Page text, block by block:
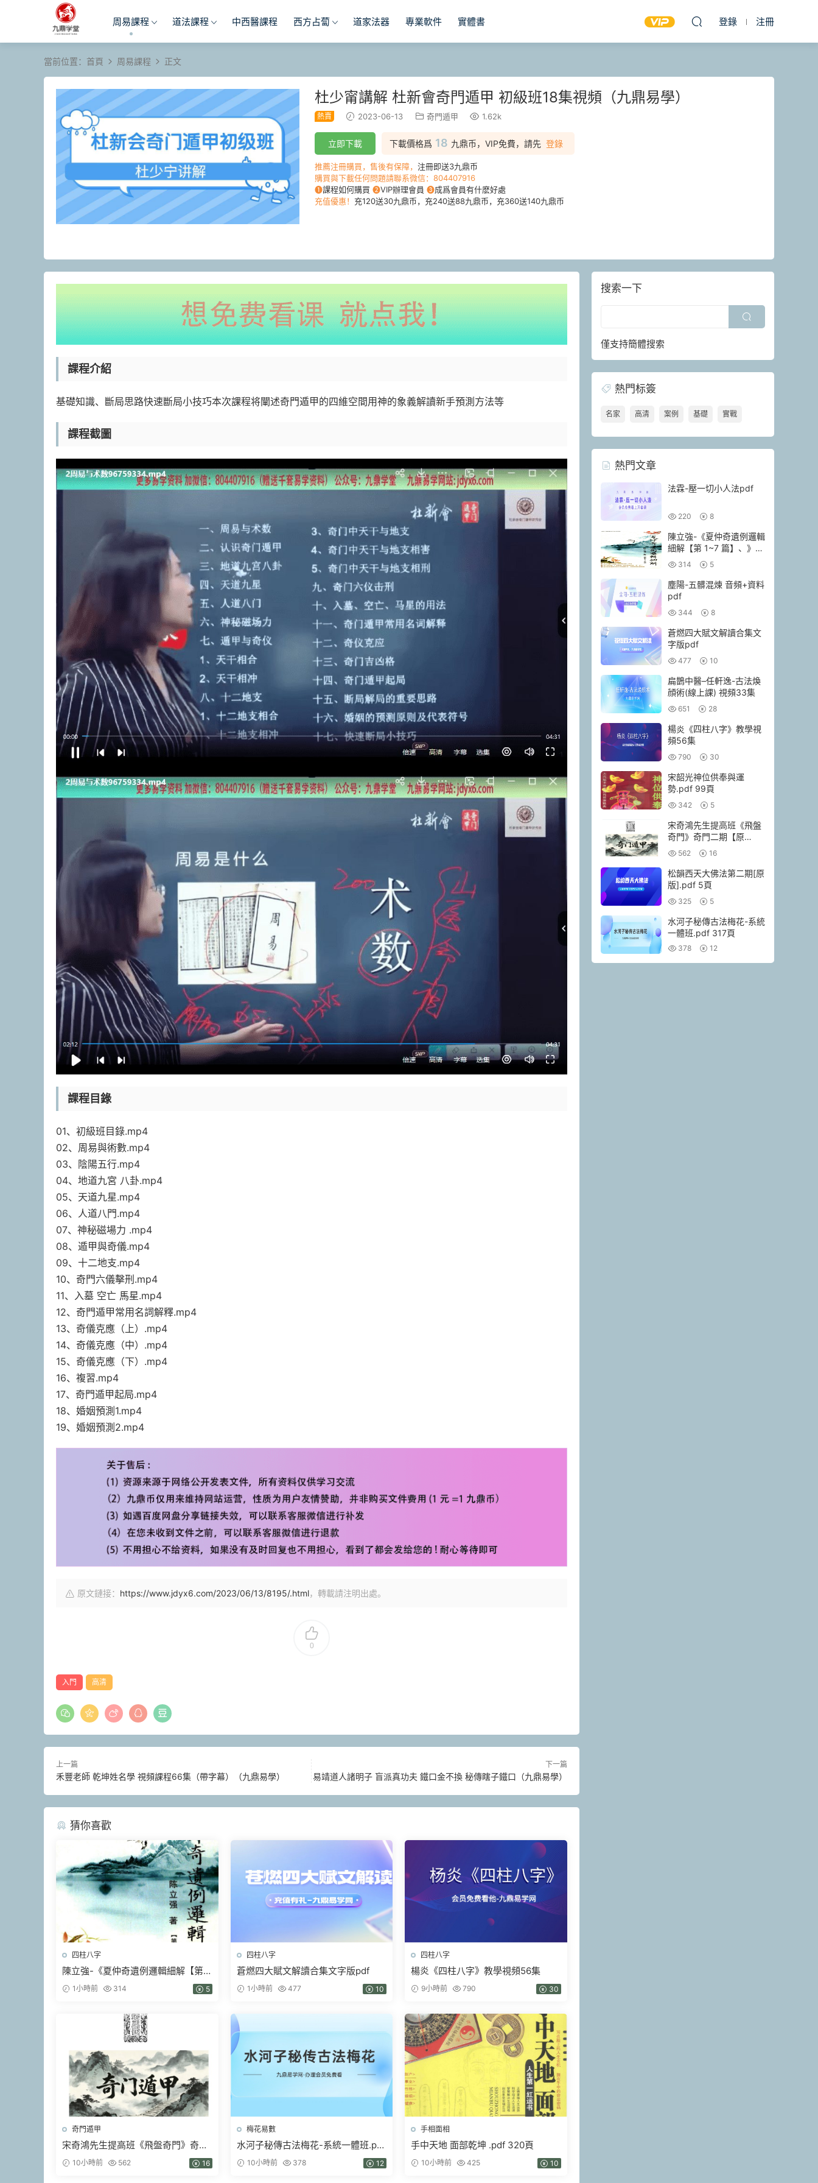
周易課程 道法課程 中西醫課程 西方占蔔 道家法器 專業軟件 實體書 登錄 注冊
當前位置： 首頁 周易課程 正文
杜少甯講解 杜新會奇門遁甲 初級班18集視頻（九鼎易學）
熱賣 2023-06-13 奇門遁甲 1.62k
下載價格爲 18 九鼎币，VIP免費，請先 登錄
立即下載
推薦注冊購買，售後有保障， 注冊即送3九鼎币
購買與下載任何問題請聯系微信：804407916
❶課程如何購買 ❷VIP辦理會員 ❸成爲會員有什麽好處
充值優惠！ 充120送30九鼎币，充240送88九鼎币，充360送140九鼎币
課程介紹
基礎知識、斷局思路快速斷局小技巧本次課程将闡述奇門遁甲的四維空間用神的象義解讀新手預測方法等
課程截圖
課程目錄
01、初級班目錄.mp4
02、周易與術數.mp4
03、陰陽五行.mp4
04、地道九宮 八卦.mp4
05、天道九星.mp4
06、人道八門.mp4
07、神秘磁場力 .mp4
08、遁甲與奇儀.mp4
09、十二地支.mp4
10、奇門六儀擊刑.mp4
11、入墓 空亡 馬星.mp4
12、奇門遁甲常用名詞解釋.mp4
13、奇儀克應（上）.mp4
14、奇儀克應（中）.mp4
15、奇儀克應（下）.mp4
16、複習.mp4
17、奇門遁甲起局.mp4
18、婚姻預測1.mp4
19、婚姻預測2.mp4
原文鏈接： https://www.jdyx6.com/2023/06/13/8195/.html，轉載請注明出處。
0
入門 高清
上一篇
禾豐老師 乾坤姓名學 視頻課程66集（帶字幕）（九鼎易學）
下一篇
易靖道人諸明子 盲派真功夫 鐵口金不換 秘傳瞎子鐵口（九鼎易學）
猜你喜歡
四柱八字
陳立強-《夏仲奇遺例邏輯細解【第
1~7 篇】、》174頁–彩色PDF電子書
1小時前 314 5
四柱八字
蒼燃四大賦文解讀合集文字版pdf
1小時前 477 10
四柱八字
楊炎《四柱八字》教學視頻56集
9小時前 790 30
奇門遁甲
宋奇鴻先生提高班《飛盤奇門》奇門
二期【原版】.pdf 90頁
10小時前 562 16
梅花易數
水河子秘傳古法梅花-系統一體班.pdf
317頁
10小時前 378 12
手相面相
手中天地 面部乾坤 .pdf 320頁
10小時前 425 10
搜索一下
僅支持簡體搜索
熱門标簽
名家 高清 案例 基礎 實戰
熱門文章
法霖-壓一切小人法pdf
220 8
陳立強-《夏仲奇遺例邏輯
細解【第 1~7 篇】、》
174頁–彩色PDF電子書
314 5
塵陽-五髒混煉 音頻+資料
pdf
344 8
蒼燃四大賦文解讀合集文
字版pdf
477 10
扁鵲中醫–任軒逸-古法煥
顔術(線上課) 視頻33集
651 28
楊炎《四柱八字》教學視
頻56集
790 30
宋韶光神位供奉與運
勢.pdf 99頁
342 5
宋奇鴻先生提高班《飛盤
奇門》奇門二期【原
版】.pdf 90頁
562 16
松韻西天大佛法第二期[原
版].pdf 5頁
325 5
水河子秘傳古法梅花-系統
一體班.pdf 317頁
378 12